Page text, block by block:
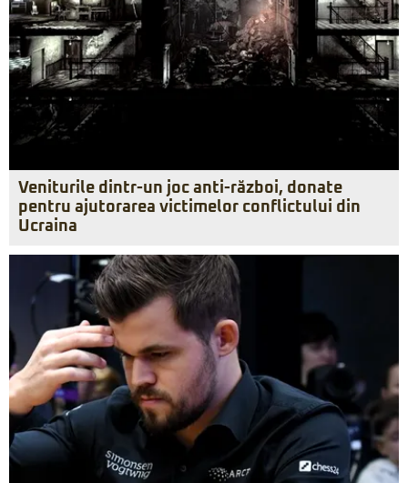
Veniturile dintr-un joc anti-război, donate
pentru ajutorarea victimelor conflictului din
Ucraina